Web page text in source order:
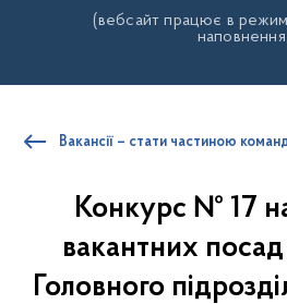
(вебсайт працює в
Вакансії – стати частиною
Конкурс № 17
вакантних посад
Головного